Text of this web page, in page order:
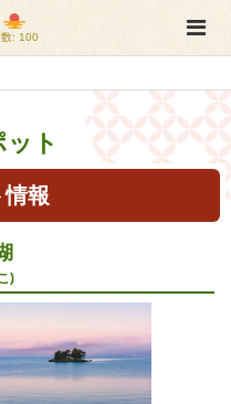
: 100
ト
情報
)